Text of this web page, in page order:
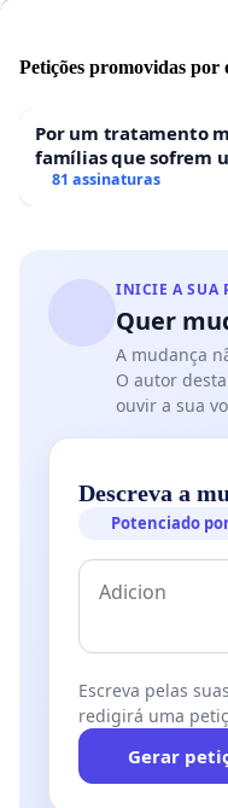
Petições promovidas por
Por um tratamento
famílias que sofrem
hospitais portugueses
81 assinaturas
INICIE A SUA
Quer
A mudança
O autor
ouvir a sua
Descreva a
Potenciado
Escreva pelas
redigirá uma
Gerar